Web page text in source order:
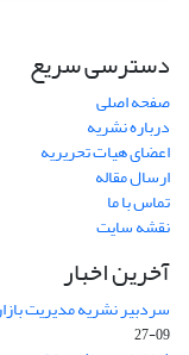
دسترسی سریع
صفحه اصلی
درباره نشریه
اعضای هیات تحریریه
ارسال مقاله
تماس با ما
نقشه سایت
آخرین اخبار
سردبیر نشریه مدیریت
09-27